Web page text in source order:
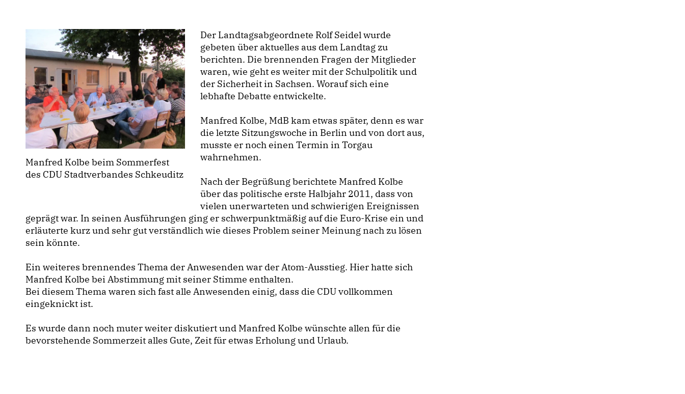
Manfred Kolbe beim Sommerfest
des CDU Stadtverbandes Schkeuditz
Der Landtagsabgeordnete Rolf Seidel wurde
gebeten über aktuelles aus dem Landtag zu
berichten. Die brennenden Fragen der Mitglieder
waren, wie geht es weiter mit der Schulpolitik und
der Sicherheit in Sachsen. Worauf sich eine
lebhafte Debatte entwickelte.
Manfred Kolbe, MdB kam etwas später, denn es war
die letzte Sitzungswoche in Berlin und von dort aus,
musste er noch einen Termin in Torgau
wahrnehmen.
Nach der Begrüßung berichtete Manfred Kolbe
über das politische erste Halbjahr 2011, dass von
vielen unerwarteten und schwierigen Ereignissen
geprägt war. In seinen Ausführungen ging er schwerpunktmäßig auf die Euro-Krise ein und
erläuterte kurz und sehr gut verständlich wie dieses Problem seiner Meinung nach zu lösen
sein könnte.
Ein weiteres brennendes Thema der Anwesenden war der Atom-Ausstieg. Hier hatte sich
Manfred Kolbe bei Abstimmung mit seiner Stimme enthalten.
Bei diesem Thema waren sich fast alle Anwesenden einig, dass die CDU vollkommen
eingeknickt ist.
Es wurde dann noch muter weiter diskutiert und Manfred Kolbe wünschte allen für die
bevorstehende Sommerzeit alles Gute, Zeit für etwas Erholung und Urlaub.